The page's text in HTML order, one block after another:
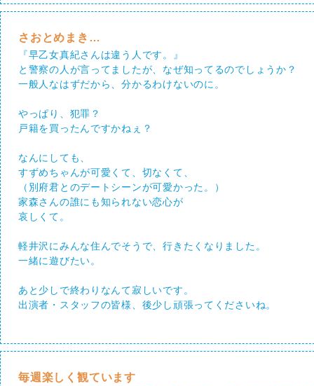
さおとめまき…
『早乙女真紀さんは違う人です。』
と警察の人が言ってましたが、なぜ知ってるのでしょうか？
一般人なはずだから、分かるわけないのに。
やっぱり、犯罪？
戸籍を買ったんですかねぇ？
なんにしても、
すずめちゃんが可愛くて、切なくて、
（別府君とのデートシーンが可愛かった。）
家森さんの誰にも知られない恋心が
哀しくて。
軽井沢にみんな住んでそうで、行きたくなりました。
一緒に遊びたい。
あと少しで終わりなんて寂しいです。
出演者・スタッフの皆様、後少し頑張ってくださいね。
毎週楽しく観ています